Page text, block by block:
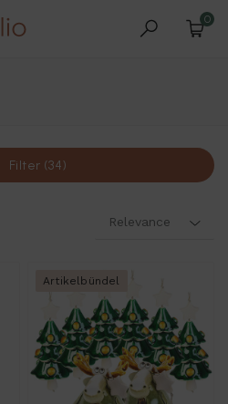
0
Filter (34)
Relevance
Artikelbündel